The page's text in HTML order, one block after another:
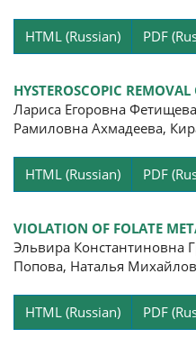
HTML (Russian) PDF
HYSTEROSCOPIC
Лариса Егоровна
Рамиловна Ахмадеева,
HTML (Russian) PDF
VIOLATION OF FOLATE
Эльвира Константиновна
Попова, Наталья
HTML (Russian) PDF